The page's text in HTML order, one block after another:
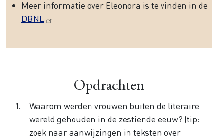
Meer informatie over Eleonora is te vinden in de
DBNL
.
Opdrachten
Waarom werden vrouwen buiten de literaire
wereld gehouden in de zestiende eeuw? (tip:
zoek naar aanwijzingen in teksten over